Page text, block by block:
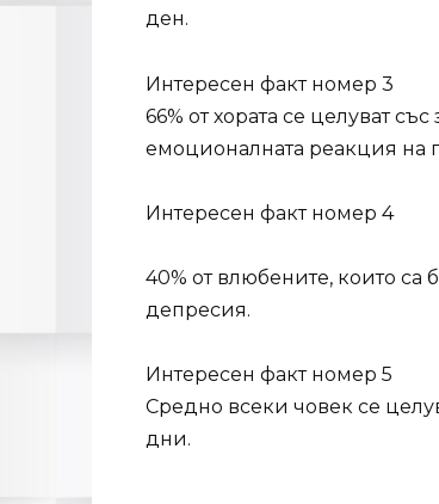
ден.
Интересен факт номер 3
66% от хората се целуват
емоционалната реакция на
Интересен факт номер 4
40% от влюбените, които са
депресия.
Интересен факт номер 5
Средно всеки човек се
дни.